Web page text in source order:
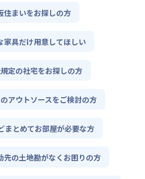
住まいをお探しの方
家具だけ用意してほしい
定の社宅をお探しの方
アウトソースをご検討の方
まとめてお部屋が必要な方
先の土地勘がなくお困りの方